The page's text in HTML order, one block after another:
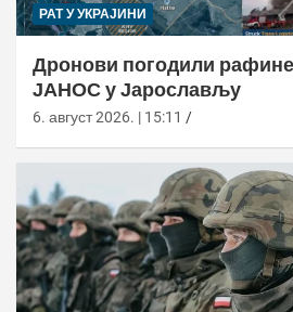
РАТ У УКРАЈИНИ
Дронови погодили
ЈАНОС у Јарослављу
6. август 2026. | 15:11